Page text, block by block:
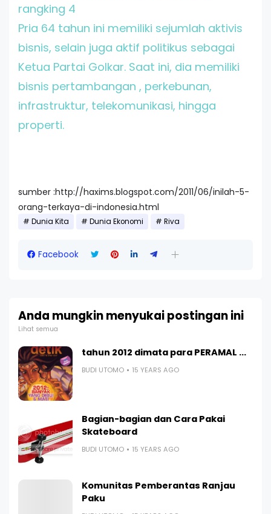
rangking 4
Pria 64 tahun ini memiliki sejumlah aktivis
bisnis, selain juga aktif politikus sebagai
Ketua Partai Golkar. Saat ini, dia memiliki
bisnis pertambangan , perkebunan,
infrastruktur, telekomunikasi, hingga
properti.
sumber :http://haxims.blogspot.com/2011/06/inilah-5-
orang-terkaya-di-indonesia.html
Dunia Kita Dunia Ekonomi Riva
Facebook
Anda mungkin menyukai postingan ini
Lihat semua
tahun 2012 dimata para PERAMAL ...
BUDI UTOMO 15 YEARS AGO
Bagian-bagian dan Cara Pakai
Skateboard
BUDI UTOMO 15 YEARS AGO
Komunitas Pemberantas Ranjau
Paku